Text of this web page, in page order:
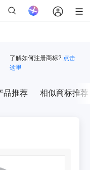
了解如何注册商标? 点击
这里
品推荐 相似商标推荐